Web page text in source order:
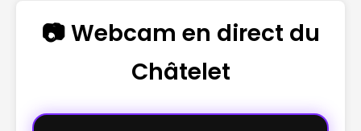
📷 Webcam en direct du
Châtelet